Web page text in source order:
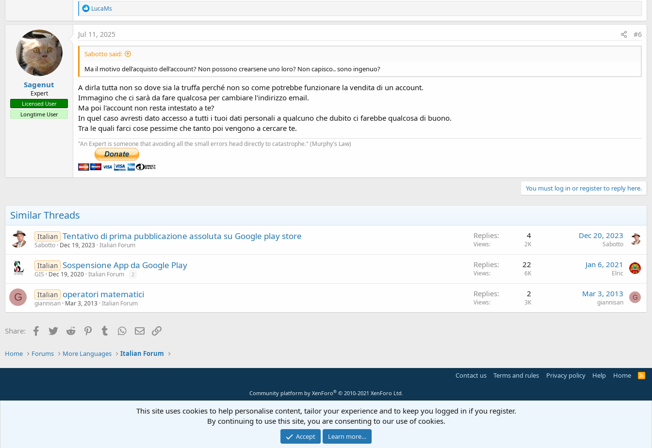
R
e
a
c
i
o
s
:
LucaMs
Sagenut
Expert
Licensed User
Longtime User
Jul 11, 2025 #6
Sabotto said:
Ma il motivo dell'acquisto dell'account? Non possono crearsene uno loro? Non capisco.. sono ingenuo?
A dirla tutta non so dove sia la truffa perché non so come potrebbe funzionare la vendita di un account.
Immagino che ci sarà da fare qualcosa per cambiare l'indirizzo email.
Ma poi l'account non resta intestato a te?
In quel caso avresti dato accesso a tutti i tuoi dati personali a qualcuno che dubito ci farebbe qualcosa di buono.
Tra le quali farci cose pessime che tanto poi vengono a cercare te.
"An Expert is someone that avoiding all the small errors head directly to catastrophe." (Murphy's Law)
You must log in or register to reply here.
Similar Threads
Italian Tentativo di prima pubblicazione assoluta su Google play store
Sabotto Dec 19, 2023 Italian Forum
Replies 4
Views 2K
Dec 20, 2023
Sabotto
Italian Sospensione App da Google Play
GIS Dec 19, 2020 Italian Forum 2
Replies 22
Views 6K
Jan 6, 2021
Elric
G Italian operatori matematici
giannisan Mar 3, 2013 Italian Forum
Replies 2
Views 3K
Mar 3, 2013
giannisan
G
Share: Facebook
Twitter Reddit PinterestTumblr WhatsApp
Email
Home Forums More Languages Italian Forum
Contact us Terms and rules Privacy policy Help Home
R
Community platform by XenForo® © 2010-2021 XenForo Ltd.
This site uses cookies to help personalise content, tailor your experience and to keep you logged in if you register.
By continuing to use this site, you are consenting to our use of cookies.
Accept Learn more…